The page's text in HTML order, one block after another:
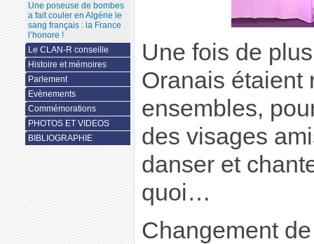
Une fois de
Oranais étaient
ensembles,
des visages
danser et
quoi…
Changement
Une poseuse de bombes
a fait couler en Algérie le
sang français : la France
l’honore !
Le CLAN-R conseille
Histoire et mémoires
Parlement
Evènements
Commémorations
PHOTOS ET VIDEOS
BIBLIOGRAPHIE